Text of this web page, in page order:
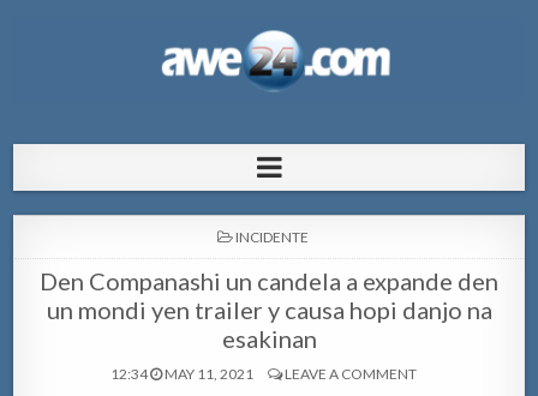
pa Aruba
POSTED
INCIDENTE
Den Companashi un candela a expande den
un mondi yen trailer y causa hopi danjo na
esakinan
12:34 MAY 11, 2021 LEAVE A COMMENT